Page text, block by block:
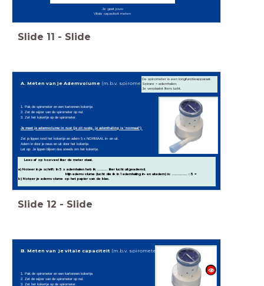
Je gaat jouw
Vitale capaciteit meten
Slide 11 - Slide
A. Meten van je Ademvolume(m.b.v. spirometer):
1. Pak de spirometer en een kartonnen kokertje.
2. Zet de wijzer van de spirometer op nul.
3. Zet het kokertje op de spirometer.
Je meet je ademvolume in rust (je zit rustg, je ademhaling is ‘normaal’)
Zet je lippen rond het kokertje en adem 5 x NORMAAL in- en uit.
Adem in door je neus en uit door het kokertje.
Let op: Je lippen blijven dus steeds om het kokertje.
Lees af op hoeveel liter de meter staat.
a) Noteer in je schrift: In 5 x ademhalen heb ik ......... liter lucht uitgeademd.
Mijn ademvolume (lucht die ik in 1 ademhaling in- en uitadem) is: ............. : 5 =
b) Noteer je ademvolume op het papier van de klas.
De spirometer is een longfunctieapparaat.
Spirare = ademhalen.
Je verplaatst liters lucht.
Slide 12 - Slide
B. Meten van je vitale capaciteit (m.b.v. spirometer)
1. Pak de spirometer en een kartonnen kokertje.
2. Zet de wijzer van de spirometer op nul.
3. Zet het kokertje op de spirometer.